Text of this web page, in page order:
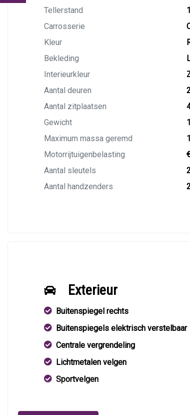
Tellerstand
Carrosserie
Kleur
Bekleding
Interieurkleur
Aantal deuren
Aantal zitplaatsen
Gewicht
Maximum massa geremd
Motorrijtuigenbelasting
Aantal sleutels
Aantal handzenders
Exterieur
Buitenspiegel rechts
Buitenspiegels elektrisch verstelbaar
Centrale vergrendeling
Lichtmetalen velgen
Sportvelgen